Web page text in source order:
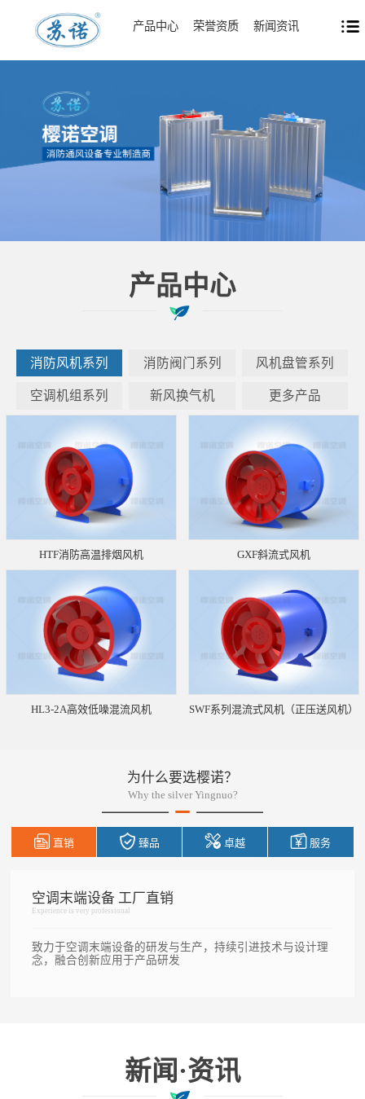
产品中心 荣誉资质 新闻资讯
产品中心
消防风机系列 消防阀门系列 风机盘管系列
空调机组系列 新风换气机 更多产品
HTF消防高温排烟风机 GXF斜流式风机
HL3-2A高效低噪混流风机 SWF系列混流式风机（正压送风机）
为什么要选樱诺？
Why the silver Yingnuo?
直销 臻品 卓越 服务
空调末端设备 工厂直销
Experience is very professional
致力于空调末端设备的研发与生产，持续引进技术与设计理
念，融合创新应用于产品研发
新闻·资讯